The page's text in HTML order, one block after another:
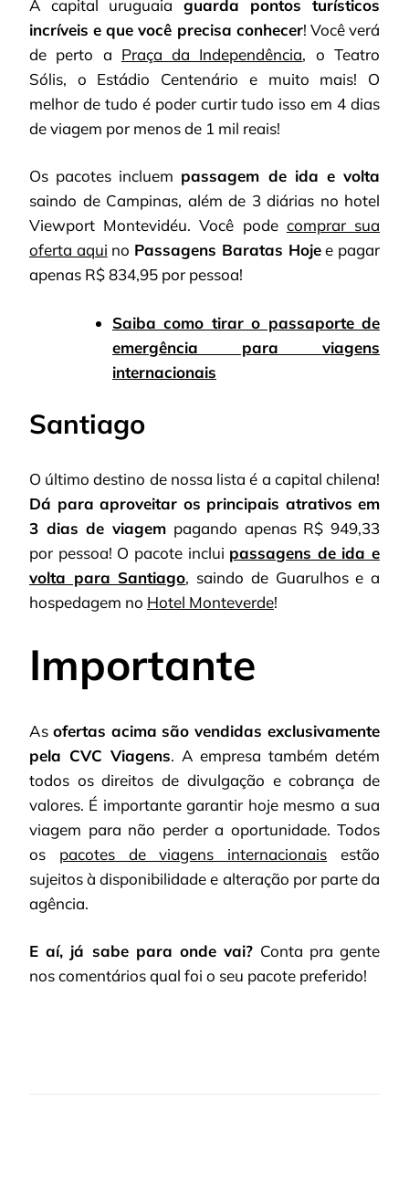
A capital uruguaia guarda pontos turísticos
incríveis e que você precisa conhecer! Você verá
de perto a Praça da Independência, o Teatro
Sólis, o Estádio Centenário e muito mais! O
melhor de tudo é poder curtir tudo isso em 4 dias
de viagem por menos de 1 mil reais!
Os pacotes incluem passagem de ida e volta
saindo de Campinas, além de 3 diárias no hotel
Viewport Montevidéu. Você pode comprar sua
oferta aqui no Passagens Baratas Hojee pagar
apenas R$ 834,95 por pessoa!
Saiba como tirar o passaporte de
emergência para viagens
internacionais
Santiago
O último destino de nossa lista é a capital chilena!
Dá para aproveitar os principais atrativos em
3 dias de viagem pagando apenas R$ 949,33
por pessoa! O pacote inclui passagens de ida e
volta para Santiago, saindo de Guarulhos e a
hospedagem no Hotel Monteverde!
Importante
As ofertas acima são vendidas exclusivamente
pela CVC Viagens. A empresa também detém
todos os direitos de divulgação e cobrança de
valores. É importante garantir hoje mesmo a sua
viagem para não perder a oportunidade. Todos
os pacotes de viagens internacionais estão
sujeitos à disponibilidade e alteração por parte da
agência.
E aí, já sabe para onde vai? Conta pra gente
nos comentários qual foi o seu pacote preferido!